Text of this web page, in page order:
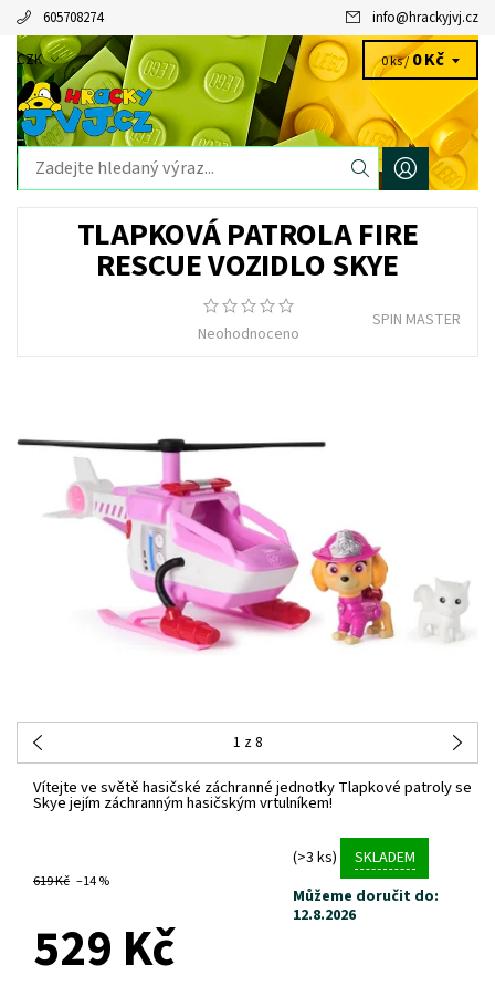
605708274 info@hrackyjvj.cz
CZK 0 ks /0 Kč
TLAPKOVÁ PATROLA FIRE
RESCUE VOZIDLO SKYE
Neohodnoceno
SPIN MASTER
1 z 8
Vítejte ve světě hasičské záchranné jednotky Tlapkové patroly se
Skye jejím záchranným hasičským vrtulníkem!
619 Kč –14 %
(>3 ks)
SKLADEM
Můžeme doručit do:
12.8.2026
529 Kč